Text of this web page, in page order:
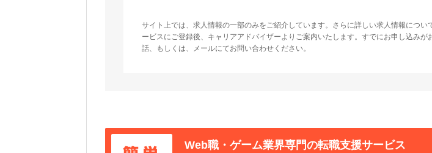
サイト上では、求人情報の一部のみをご紹介しています。さらに詳しい求人情報につい
ービスにご登録後、キャリアアドバイザーよりご案内いたします。すでにお申し込みが
話、もしくは、メールにてお問い合わせください。
Web職・ゲーム業界専門の転職支援サービス